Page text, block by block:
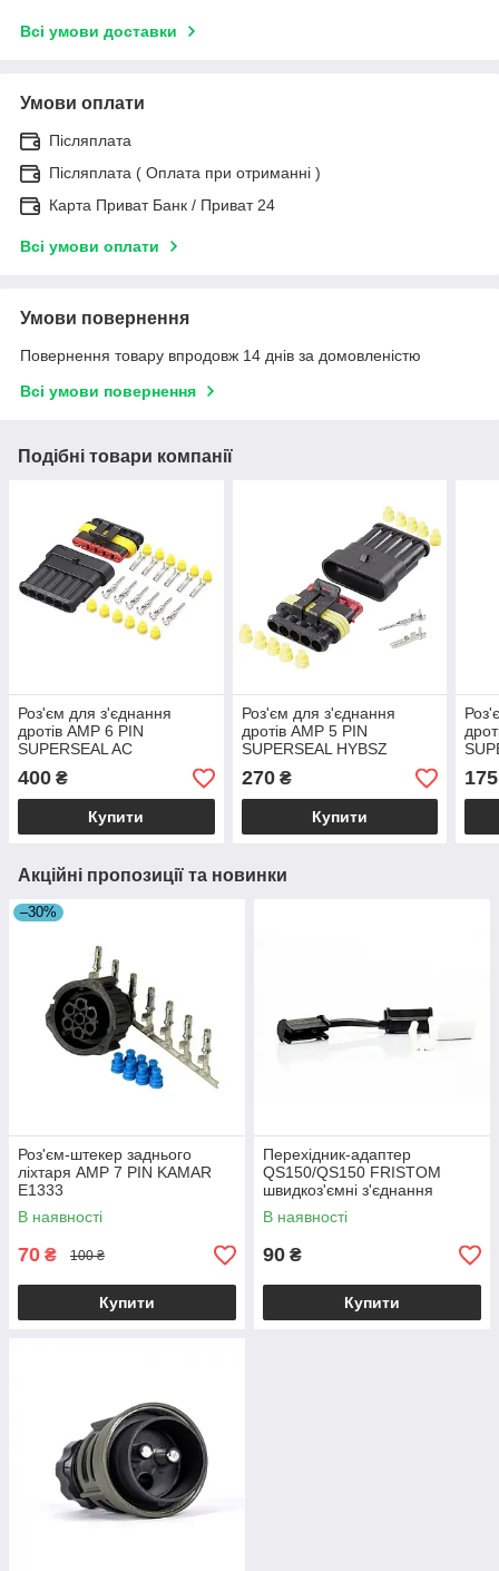
Всі умови доставки
Умови оплати
Післяплата
Післяплата ( Оплата при отриманні )
Карта Приват Банк / Приват 24
Всі умови оплати
Умови повернення
Повернення товару впродовж 14 днів за домовленістю
Всі умови повернення
Подібні товари компанії
Роз'єм для з'єднання
дротів AMP 6 PIN
SUPERSEAL AC
папа+мама
400 ₴
Купити
Роз'єм для з'єднання
дротів AMP 5 PIN
SUPERSEAL HYBSZ
папа+мама
270₴
Купити
175
Акційні пропозиції та новинки
–30%
Роз'єм-штекер заднього
ліхтаря AMP 7 PIN KAMAR
E1333
В наявності
70 ₴ 100 ₴
Купити
Перехідник-адаптер
QS150/QS150 FRISTOM
швидкоз'ємні з'єднання
В наявності
90 ₴
Купити